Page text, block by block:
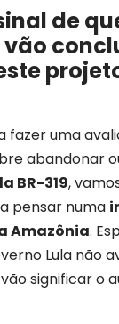
de
fazer uma
abandonar
BR-319,
pensar numa
Amazônia.
Lula não
significar o